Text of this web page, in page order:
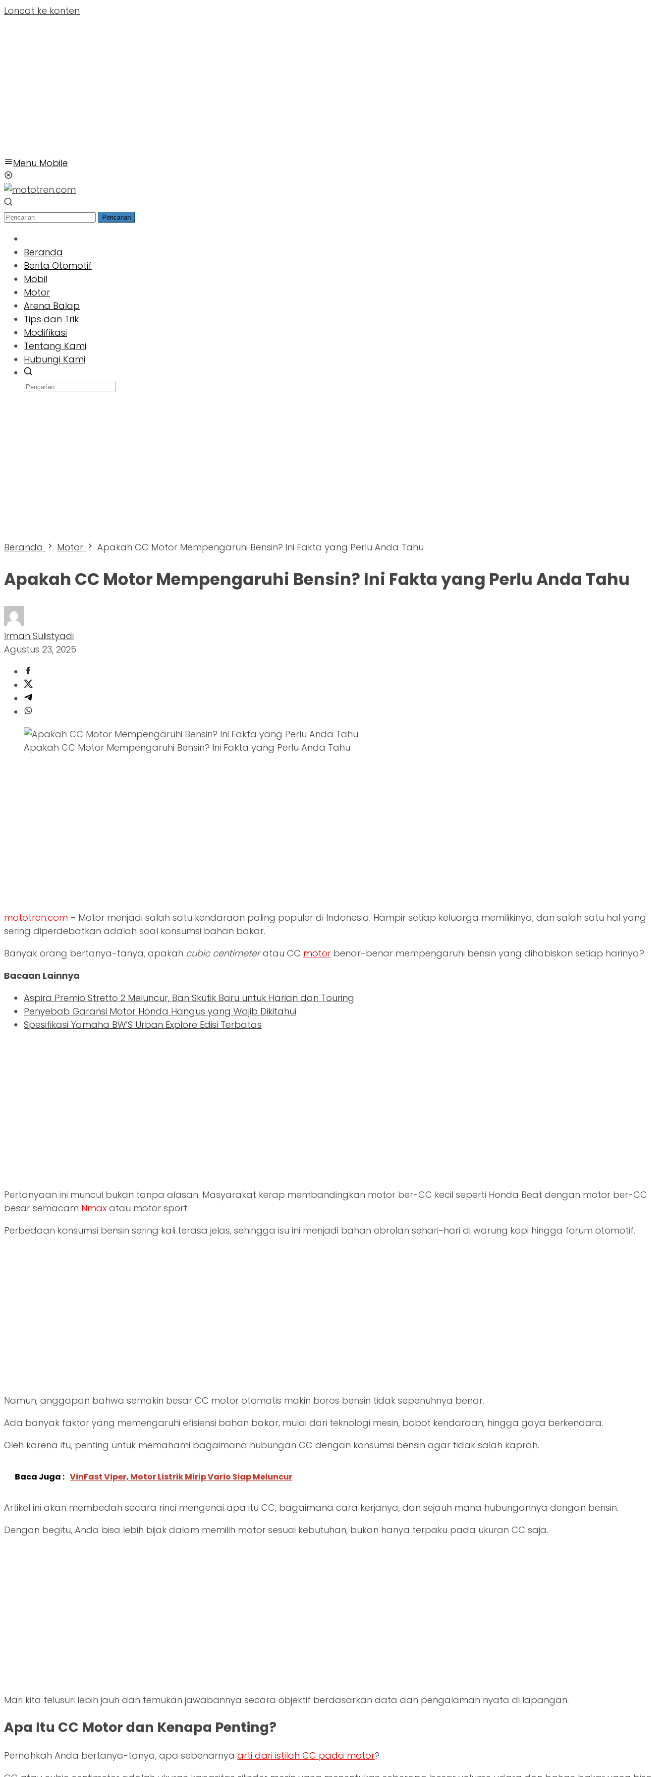
Loncat ke konten
Menu Mobile
Pencarian
Beranda
Berita Otomotif
Mobil
Motor
Arena Balap
Tips dan Trik
Modifikasi
Tentang Kami
Hubungi Kami
Beranda Motor Apakah CC Motor Mempengaruhi Bensin? Ini Fakta yang Perlu Anda Tahu
Apakah CC Motor Mempengaruhi Bensin? Ini Fakta yang Perlu Anda Tahu
Irman Sulistyadi
Agustus 23, 2025
Apakah CC Motor Mempengaruhi Bensin? Ini Fakta yang Perlu Anda Tahu
mototren.com – Motor menjadi salah satu kendaraan paling populer di Indonesia. Hampir setiap keluarga memilikinya, dan salah satu hal yang
sering diperdebatkan adalah soal konsumsi bahan bakar.
Banyak orang bertanya-tanya, apakah cubic centimeteratau CC motor benar-benar mempengaruhi bensin yang dihabiskan setiap harinya?
Bacaan Lainnya
Aspira Premio Stretto 2 Meluncur, Ban Skutik Baru untuk Harian dan Touring
Penyebab Garansi Motor Honda Hangus yang Wajib Dikitahui
Spesifikasi Yamaha BW’S Urban Explore Edisi Terbatas
Pertanyaan ini muncul bukan tanpa alasan. Masyarakat kerap membandingkan motor ber-CC kecil seperti Honda Beat dengan motor ber-CC
besar semacam Nmax atau motor sport.
Perbedaan konsumsi bensin sering kali terasa jelas, sehingga isu ini menjadi bahan obrolan sehari-hari di warung kopi hingga forum otomotif.
Namun, anggapan bahwa semakin besar CC motor otomatis makin boros bensin tidak sepenuhnya benar.
Ada banyak faktor yang memengaruhi efisiensi bahan bakar, mulai dari teknologi mesin, bobot kendaraan, hingga gaya berkendara.
Oleh karena itu, penting untuk memahami bagaimana hubungan CC dengan konsumsi bensin agar tidak salah kaprah.
Baca Juga : VinFast Viper, Motor Listrik Mirip Vario Siap Meluncur
Artikel ini akan membedah secara rinci mengenai apa itu CC, bagaimana cara kerjanya, dan sejauh mana hubungannya dengan bensin.
Dengan begitu, Anda bisa lebih bijak dalam memilih motor sesuai kebutuhan, bukan hanya terpaku pada ukuran CC saja.
Mari kita telusuri lebih jauh dan temukan jawabannya secara objektif berdasarkan data dan pengalaman nyata di lapangan.
Apa Itu CC Motor dan Kenapa Penting?
Pernahkah Anda bertanya-tanya, apa sebenarnya arti dari istilah CC pada motor?